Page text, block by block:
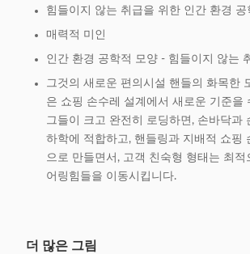
힘들이지 않는 취급을 위한 인간 환경 공
매력적 미인
인간 환경 공학적 모양 - 힘들이지 않는
그것의 새로운 편의시설 핸들의 화목한
은 쇼핑 손수레 설계에서 새로운 기준을
그들이 크고 완전히 로딩하면, 손바닥과
하학에 적합하고, 핸들링과 지배적 쇼핑
으로 만들면서, 고객 친숙형 형태는 최적
어링힘들을 이동시킵니다.
더 많은 그림